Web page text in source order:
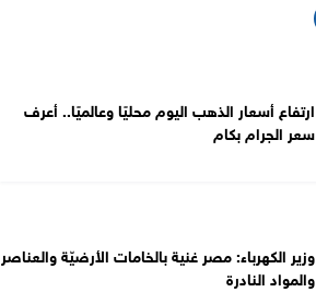
ارتفاع أسعار الذهب اليوم محليًا وعالميًا.. أعرف
سعر الجرام بكام
وزير الكهرباء: مصر غنية بالخامات الأرضيّة والعناصر
والمواد النادرة